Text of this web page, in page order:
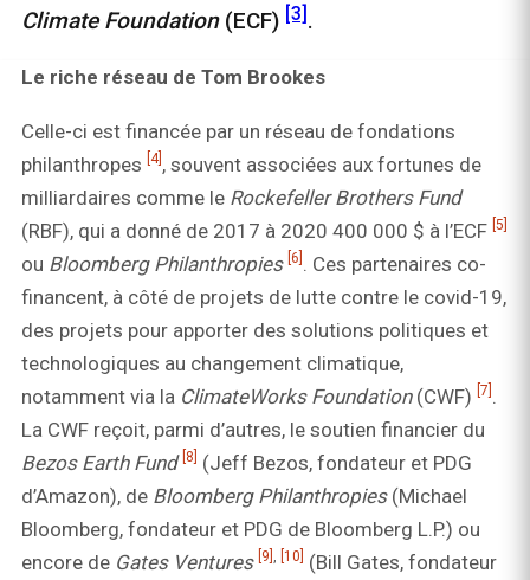
Climate Foundation(ECF) [3] .
Le riche réseau de Tom Brookes
Celle-ci est financée par un réseau de fondations
philanthropes
[4] , souvent associées aux fortunes de
milliardaires comme le Rockefeller Brothers Fund
(RBF), qui a donné de 2017 à 2020 400 000 $ à l’ECF [5]
ou Bloomberg Philanthropies [6] . Ces partenaires co-
financent, à côté de projets de lutte contre le covid-19,
des projets pour apporter des solutions politiques et
technologiques au changement climatique,
notamment via la ClimateWorks Foundation(CWF) [7] .
La CWF reçoit, parmi d’autres, le soutien financier du
Bezos Earth Fund [8]
(Jeff Bezos, fondateur et PDG
d’Amazon), de Bloomberg Philanthropies(Michael
Bloomberg, fondateur et PDG de Bloomberg L.P.) ou
encore de Gates Ventures [9] , [10]
(Bill Gates, fondateur